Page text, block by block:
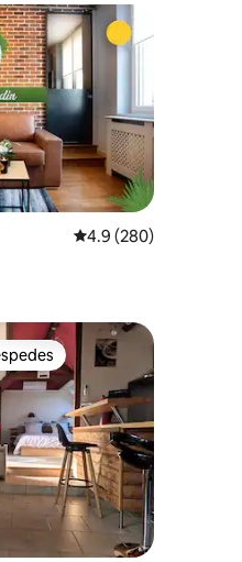
reseñas
Calificación
4.9 (280)
preferido